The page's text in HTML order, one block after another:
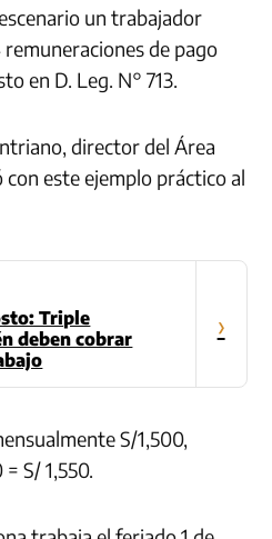
un trabajador
de pago
en D. Leg. N° 713.
director del Área
con este ejemplo práctico al
Triple
deben cobrar
›
S/1,500,
S/ 1,550.